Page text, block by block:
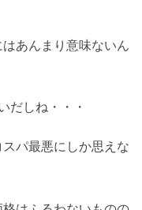
あんまり意味ないん
だしね・・・
パ最悪にしか思えな